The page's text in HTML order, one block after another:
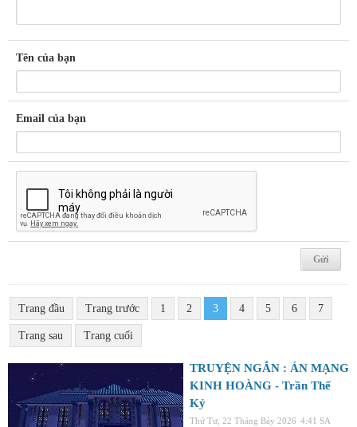
Tên của bạn
Email của bạn
Trang đầu Trang trước 1 2 3 4 5 6 7
Trang sau Trang cuối
TRUYỆN NGẮN : ÁN MẠNG
KINH HOÀNG - Trần Thế
Kỷ
Thứ Tư, 22 Tháng Bảy 2026 4:41 SA